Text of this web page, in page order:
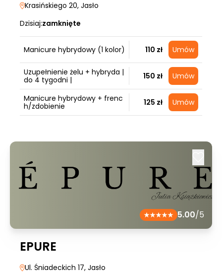
Krasińskiego 20, Jasło
Dzisiaj:zamknięte
Manicure hybrydowy (1 kolor) 110 zł Umów
Uzupełnienie żelu + hybryda |
do 4 tygodni |
150 zł Umów
Manicure hybrydowy + frenc
h/zdobienie
125 zł Umów
5.00/5
EPURE
Ul. Śniadeckich 17, Jasło